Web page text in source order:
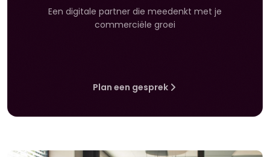
Een digitale partner die meedenkt met je
commerciële groei
Plan een gesprek